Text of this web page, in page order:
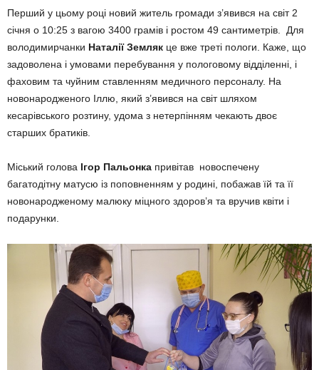
Перший у цьому році новий житель громади з’явився на світ 2
січня о 10:25 з вагою 3400 грамів і ростом 49 сантиметрів. Для
володимирчанки Наталії Земляк це вже треті пологи. Каже, що
задоволена і умовами перебування у пологовому відділенні, і
фаховим та чуйним ставленням медичного персоналу. На
новонародженого Іллю, який з’явився на світ шляхом
кесарівського розтину, удома з нетерпінням чекають двоє
старших братиків.
Міський голова Ігор Пальонка привітав новоспечену
багатодітну матусю із поповненням у родині, побажав їй та її
новонародженому малюку міцного здоров’я та вручив квіти і
подарунки.